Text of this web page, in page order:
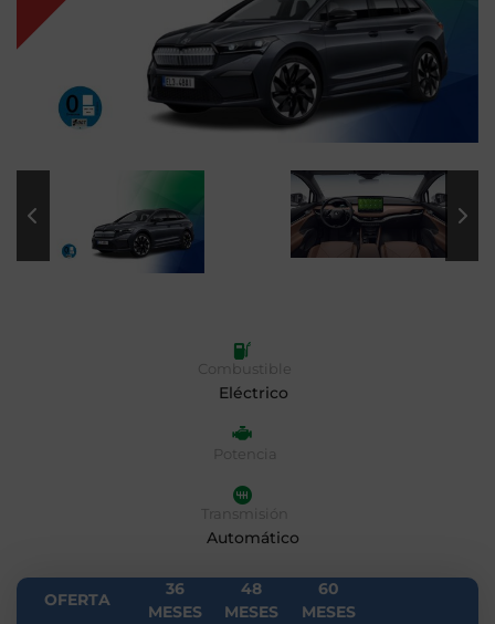
Combustible
Eléctrico
Potencia
Transmisión
Automático
OFERTA
36
MESES
48
MESES
60
MESES